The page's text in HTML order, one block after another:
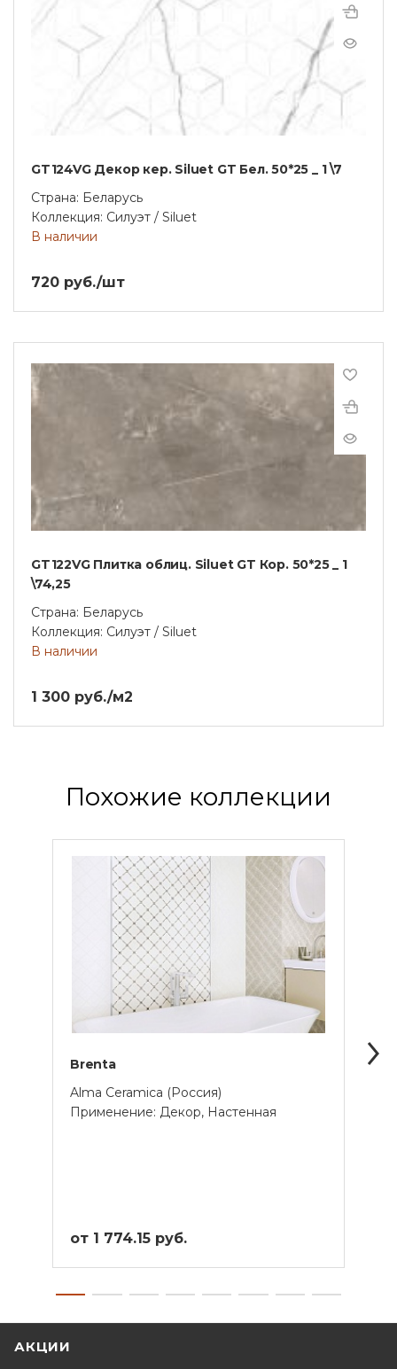
GT124VG Декор кер. Siluet GT Бел. 50*25 _ 1 \7
Страна: Беларусь
Коллекция: Силуэт / Siluet
В наличии
720 руб./шт
GT122VG Плитка облиц. Siluet GT Кор. 50*25 _ 1
\74,25
Страна: Беларусь
Коллекция: Силуэт / Siluet
В наличии
1 300 руб./м2
Похожие коллекции
Brenta
Alma Ceramica (Россия)
Применение: Декор, Настенная
от 1 774.15 руб.
Rivoli
АКЦИИ